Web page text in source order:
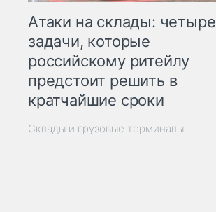
Атаки на склады: четыре
задачи, которые
российскому ритейлу
предстоит решить в
кратчайшие сроки
Склады и грузовые терминалы